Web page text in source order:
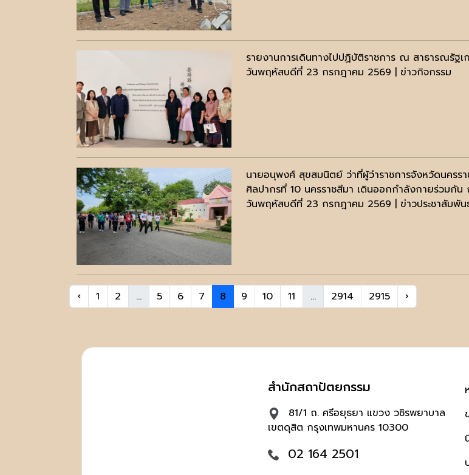
รายงานการเดินทางไปปฏิบัติราชการ ณ สาธารณรั
วันพฤหัสบดีที่ 23 กรกฎาคม 2569 | ข่าวกิจกรรม
นายอนุพงศ์ สุขสมนิตย์ ว่าที่ผู้ว่าราชการจังหวัดนคร
ศิลปากรที่ 10 นครราชสีมา เดินออกกำลังกายร่วมกั
วันพฤหัสบดีที่ 23 กรกฎาคม 2569 | ข่าวประชาสัมพัน
‹ 1 2 ... 5 6 7 8 9 10 11 ... 2914 2915 ›
สำนักสถาปัตยกรรม
81/1 ถ. ศรีอยุธยา แขวง วชิรพยาบาล
เขตดุสิต กรุงเทพมหานคร 10300
02 164 2501